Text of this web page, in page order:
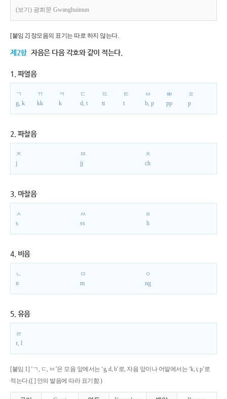
(보기) 광희문 Gwanghuimun
[붙임 2] 장모음의 표기는 따로 하지 않는다.
제2항 자음은 다음 각호와 같이 적는다.
1. 파열음
ㄱ
g, k
ㄲ
kk
ㅋ
k
ㄷ
d, t
ㄸ
tt
ㅌ
t
ㅂ
b, p
ㅃ
pp
ㅍ
p
2. 파찰음
ㅈ
j
ㅉ
jj
ㅊ
ch
3. 마찰음
ㅅ
s
ㅆ
ss
ㅎ
h
4. 비음
ㄴ
n
ㅁ
m
ㅇ
ng
5. 유음
ㄹ
r, l
[붙임 1] ‘ㄱ, ㄷ, ㅂ’은 모음 앞에서는 ‘g, d, b’로, 자음 앞이나 어말에서는 ‘k, t, p’로
적는다.([ ] 안의 발음에 따라 표기함.)